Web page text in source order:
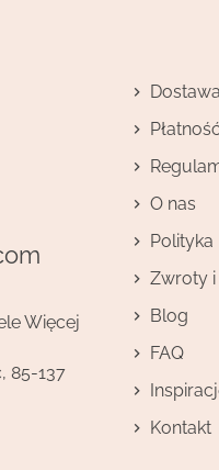
Więcej
85-137
O nas
Zwroty
Blog
FAQ
Kontakt